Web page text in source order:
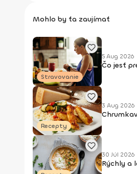
Mohlo by ťa zaujímať
Stravovanie
5 Aug 2026
Čo jesť
Recepty
3 Aug 2026
30 Júl 2026
Rýchly a